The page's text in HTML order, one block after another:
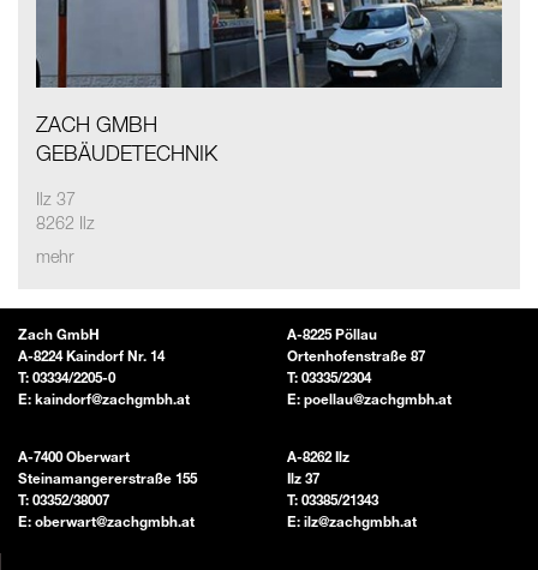
ZACH GMBH
GEBÄUDETECHNIK
Ilz 37
8262 Ilz
mehr
Zach GmbH
A-8224 Kaindorf Nr. 14
T: 03334/2205-0
E: kaindorf@zachgmbh.at
A-8225 Pöllau
Ortenhofenstraße 87
T: 03335/2304
E: poellau@zachgmbh.at
A-7400 Oberwart
Steinamangererstraße 155
T: 03352/38007
E: oberwart@zachgmbh.at
A-8262 Ilz
Ilz 37
T: 03385/21343
E: ilz@zachgmbh.at